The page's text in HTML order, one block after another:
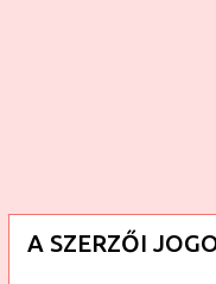
A SZERZŐI